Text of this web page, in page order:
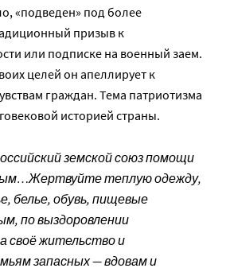
«подведен» под более
призыв к
или подписке на военный заем.
целей он апеллирует к
граждан. Тема патриотизма
историей страны.
земской союз помощи
теплую одежду,
белье, обувь, пищевые
по выздоровлении
своё жительство и
запасных — вдовам и